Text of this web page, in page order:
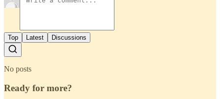
Top Latest Discussions
No posts
Ready for more?